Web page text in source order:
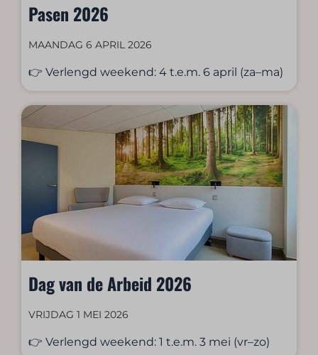
Pasen 2026
MAANDAG 6 APRIL 2026
👉 Verlengd weekend: 4 t.e.m. 6 april (za–ma)
Dag van de Arbeid 2026
VRIJDAG 1 MEI 2026
👉 Verlengd weekend: 1 t.e.m. 3 mei (vr–zo)